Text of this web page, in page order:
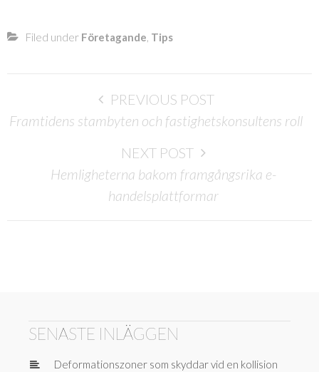
Filed under Företagande Tips
navigation
PREVIOUS POST
Framtidens stambyten och fastighetskonsultens roll
NEXT POST
Hemligheterna bakom framgångsrika e-
handelsplattformar
SENASTE INLÄGGEN
Deformationszoner som skyddar vid en kollision